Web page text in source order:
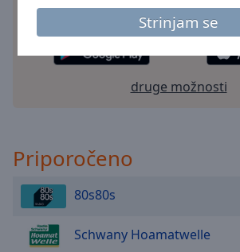
Strinjam se
Opacity
Opacity
Caption
Background
koli ste!
druge možnosti
Priporočeno
80s80s
Schwany Hoamatwelle